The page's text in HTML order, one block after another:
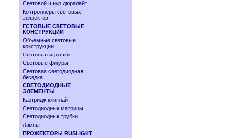
Световой шнур дюралайт
Контроллеры световых
эффектов
ГОТОВЫЕ СВЕТОВЫЕ
КОНСТРУКЦИИ
Объемные световые
конструкции
Световые игрушки
Световые фигуры
Световая светодиодная
беседка
СВЕТОДИОДНЫЕ
ЭЛЕМЕНТЫ
Картридж клиплайт
Светодиодные матрицы
Светодиодные трубки
Лампы
ПРОЖЕКТОРЫ RUSLIGHT